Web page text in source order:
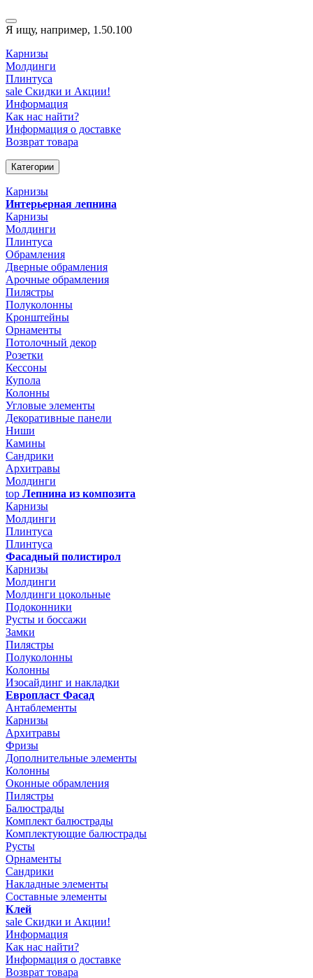
Я ищу, например, 1.50.100
Карнизы
Молдинги
Плинтуса
sale Скидки и Акции!
Информация
Как нас найти?
Информация о доставке
Возврат товара
Категории
Карнизы
Интерьерная лепнина
Карнизы
Молдинги
Плинтуса
Обрамления
Дверные обрамления
Арочные обрамления
Пилястры
Полуколонны
Кронштейны
Орнаменты
Потолочный декор
Розетки
Кессоны
Купола
Колонны
Угловые элементы
Декоративные панели
Ниши
Камины
Сандрики
Архитравы
Молдинги
top Лепнина из композита
Карнизы
Молдинги
Плинтуса
Плинтуса
Фасадный полистирол
Карнизы
Молдинги
Молдинги цокольные
Подоконники
Русты и боссажи
Замки
Пилястры
Полуколонны
Колонны
Изосайдинг и накладки
Европласт Фасад
Антаблементы
Карнизы
Архитравы
Фризы
Дополнительные элементы
Колонны
Оконные обрамления
Пилястры
Балюстрады
Комплект балюстрады
Комплектующие балюстрады
Русты
Орнаменты
Сандрики
Накладные элементы
Составные элементы
Клей
sale Скидки и Акции!
Информация
Как нас найти?
Информация о доставке
Возврат товара